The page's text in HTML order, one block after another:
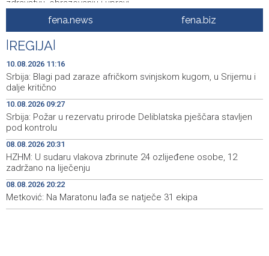
zdravstvu, obrazovanju i upravi
Puhovski: European Confederation an unrealistic idea,
EU has no clear plan for Western Balkans
11:30
Buldić-Bešić: Svaka doza darovane krvi predstavlja novu
priliku za nastavak liječenja i ozdravljenje
11:29
11:28
Mađarski javni servis mjesec bez vijesti, nova vlast
najavljuje obnovu medijskog sistema
11:16
Srbija: Blagi pad zaraze afričkom svinjskom kugom, u
Srijemu i dalje kritično
11:13
In-person ticket sales for the 32nd Sarajevo Film
Festival program began this morning
fena.news fena.biz
REGIJA
10.08.2026 11:16
Srbija: Blagi pad zaraze afričkom svinjskom kugom, u Srijemu i
dalje kritično
10.08.2026 09:27
Srbija: Požar u rezervatu prirode Deliblatska pješčara stavljen
pod kontrolu
08.08.2026 20:31
HZHM: U sudaru vlakova zbrinute 24 ozlijeđene osobe, 12
zadržano na liječenju
08.08.2026 20:22
Metković: Na Maratonu lađa se natječe 31 ekipa